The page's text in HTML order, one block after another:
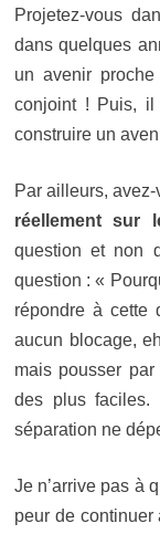
Projetez-vous
dans quelques
un avenir
conjoint ! Puis, il
construire un
Par ailleurs,
réellement sur
question et non
question : «
répondre à cette
aucun blocage,
mais pousser
des plus faciles.
séparation ne
Je n’arrive pas à
peur de